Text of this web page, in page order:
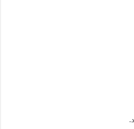
.